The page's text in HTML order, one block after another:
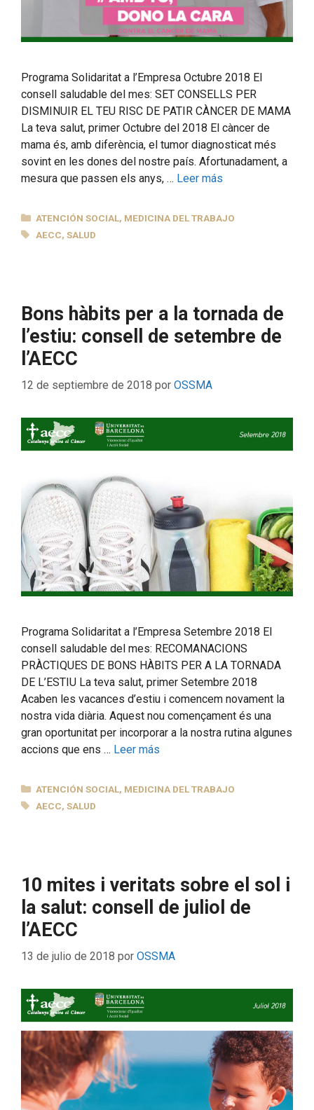
Programa Solidaritat a l’Empresa Octubre 2018 El
consell saludable del mes: SET CONSELLS PER
DISMINUIR EL TEU RISC DE PATIR CÀNCER DE MAMA
La teva salut, primer Octubre del 2018 El càncer de
mama és, amb diferència, el tumor diagnosticat més
sovint en les dones del nostre país. Afortunadament, a
mesura que passen els anys, … Leer más
CATEGORÍAS
ATENCIÓN SOCIAL, MEDICINA DEL TRABAJO
ETIQUETAS
AECC,SALUD
Bons hàbits per a la tornada de
l’estiu: consell de setembre de
l’AECC
12 de septiembre de 2018 por OSSMA
Programa Solidaritat a l’Empresa Setembre 2018 El
consell saludable del mes: RECOMANACIONS
PRÀCTIQUES DE BONS HÀBITS PER A LA TORNADA
DE L’ESTIU La teva salut, primer Setembre 2018
Acaben les vacances d’estiu i comencem novament la
nostra vida diària. Aquest nou començament és una
gran oportunitat per incorporar a la nostra rutina algunes
accions que ens … Leer más
CATEGORÍAS
ATENCIÓN SOCIAL, MEDICINA DEL TRABAJO
ETIQUETAS
AECC,SALUD
10 mites i veritats sobre el sol i
la salut: consell de juliol de
l’AECC
13 de julio de 2018 por OSSMA